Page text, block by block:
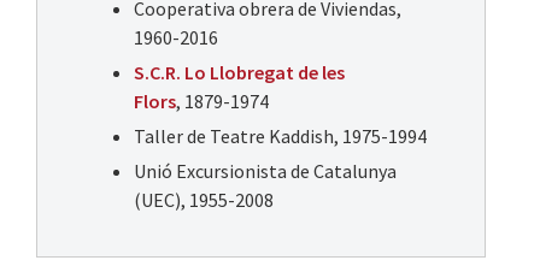
Cooperativa obrera de Viviendas,
1960-2016
S.C.R. Lo Llobregat de les
Flors, 1879-1974
Taller de Teatre Kaddish, 1975-1994
Unió Excursionista de Catalunya
(UEC), 1955-2008